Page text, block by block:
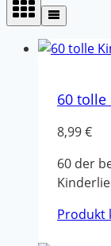
60 tolle
8,99€
60 der
Produkt